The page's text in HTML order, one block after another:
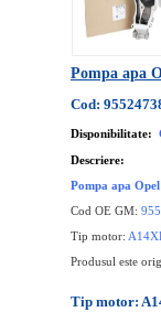
Pompa apa
Cod:
Disponibilitate:
Descriere:
Pompa apa
Cod OE GM:
Tip motor:
Produsul este
Tip motor: